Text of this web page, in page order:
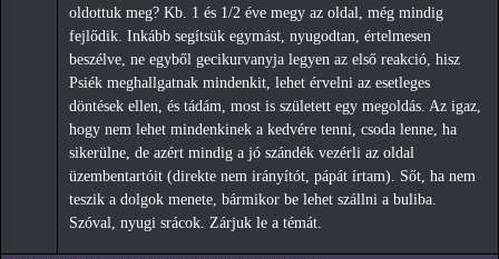
oldottuk meg? Kb. 1 és 1/2 éve megy az oldal, még mindig
fejlődik. Inkább segítsük egymást, nyugodtan, értelmesen
beszélve, ne egyből gecikurvanyja legyen az első reakció, hisz
Psiék meghallgatnak mindenkit, lehet érvelni az esetleges
döntések ellen, és tádám, most is született egy megoldás. Az igaz,
hogy nem lehet mindenkinek a kedvére tenni, csoda lenne, ha
sikerülne, de azért mindig a jó szándék vezérli az oldal
üzembentartóit (direkte nem irányítót, pápát írtam). Sőt, ha nem
teszik a dolgok menete, bármikor be lehet szállni a buliba.
Szóval, nyugi srácok. Zárjuk le a témát.